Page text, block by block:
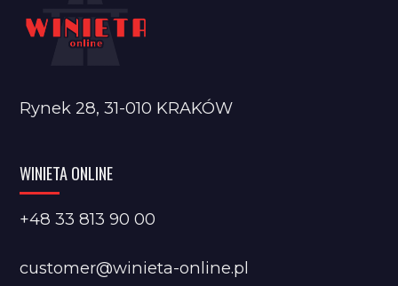
Rynek 28, 31-010 KRAKÓW
WINIETA ONLINE
+48 33 813 90 00
customer@winieta-online.pl